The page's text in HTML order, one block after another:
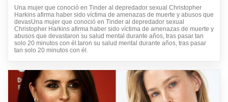
Una mujer que conoció en Tinder al depredador sexual Christopher
Harkins afirma haber sido víctima de amenazas de muerte y abusos que
devasUna mujer que conoció en Tinder al depredador sexual
Christopher Harkins afirma haber sido víctima de amenazas de muerte y
abusos que devastaron su salud mental durante años, tras pasar tan
solo 20 minutos con él.taron su salud mental durante años, tras pasar
tan solo 20 minutos con él.